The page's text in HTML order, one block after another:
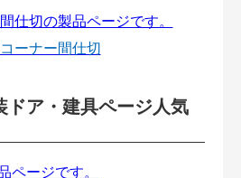
ーナー間仕切
ドア・建具ページ人気